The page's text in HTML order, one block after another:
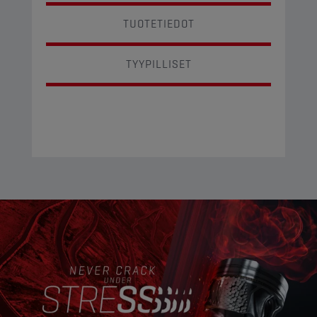
TUOTETIEDOT
TYYPILLISET